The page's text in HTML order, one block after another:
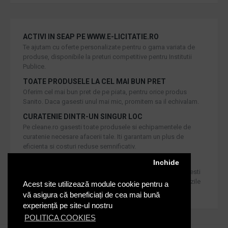
Acest site utilizează module cookie pentru a
vă asigura că beneficiați de cea mai bună
experiență pe site-ul nostru
POLITICA COOKIES
Inchide
ACTIVI IN SEAP PE WWW.E-LICITATIE.RO
Te ajutam cu oferte personalizate pentru o gama variata de
produse, disponibile la preturi competitive pentru Institutii
Publice.
TOATE PRODUSELE LA CEL MAI BUN PRET
Oferim cel mai bun pret de pe piata, pentru orice produs
Sanito. Daca gasesti unul mai mic, promitem sa il echivalam.
CURATENIE DINTR-UN SINGUR LOC
Pe cleane.ro gasesti toate produsele si echipamentele de
curatenie necesare afacerii tale. Iti garantam un plus de
eficienta si costuri reduse semnificativ.
Iti oferim produse de cea mai inalta calitate, dar daca doresti
inlocuirea sau returnarea lor, noi asiguram returul in 30 de zile
de la achizitie catre consumatori.